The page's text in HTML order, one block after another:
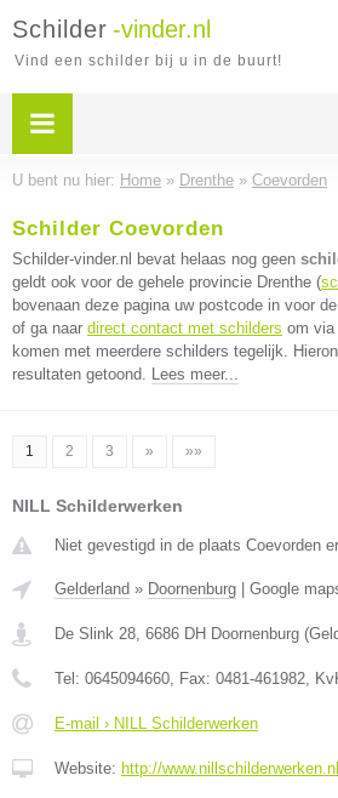
Schilder -vinder.nl
Vind een schilder bij u in de buurt!
U bent nu hier: Home » Drenthe » Coevorden
Schilder Coevorden
Schilder-vinder.nl bevat helaas nog geen
geldt ook voor de gehele provincie Drenthe (
bovenaan deze pagina uw postcode in voor
of ga naar direct contact met schilders om via
komen met meerdere schilders tegelijk.
resultaten getoond. Lees meer...
1 2 3 » »»
NILL Schilderwerken
Niet gevestigd in de plaats Coevorden
Gelderland » Doornenburg Google
De Slink 28, 6686 DH Doornenburg (
Tel: 0645094660, Fax: 0481-461982,
E-mail › NILL Schilderwerken
Website: http://www.nillschilderwerken.nl